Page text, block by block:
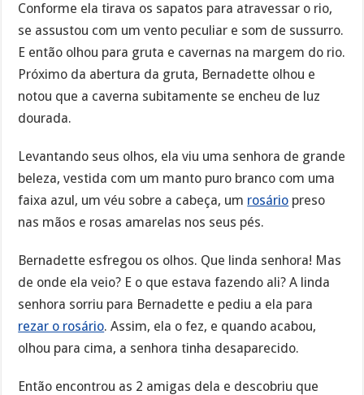
Conforme ela tirava os sapatos para atravessar o rio,
se assustou com um vento peculiar e som de sussurro.
E então olhou para gruta e cavernas na margem do rio.
Próximo da abertura da gruta, Bernadette olhou e
notou que a caverna subitamente se encheu de luz
dourada.
Levantando seus olhos, ela viu uma senhora de grande
beleza, vestida com um manto puro branco com uma
faixa azul, um véu sobre a cabeça, um rosário preso
nas mãos e rosas amarelas nos seus pés.
Bernadette esfregou os olhos. Que linda senhora! Mas
de onde ela veio? E o que estava fazendo ali? A linda
senhora sorriu para Bernadette e pediu a ela para
rezar o rosário. Assim, ela o fez, e quando acabou,
olhou para cima, a senhora tinha desaparecido.
Então encontrou as 2 amigas dela e descobriu que